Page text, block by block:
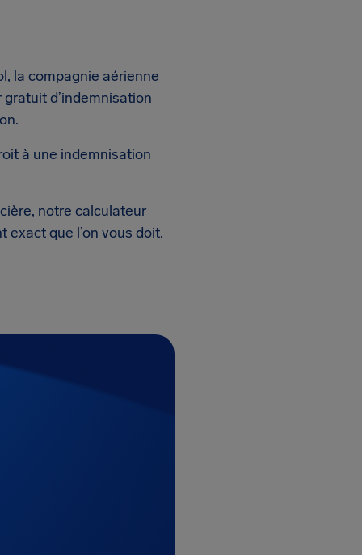
la compagnie aérienne
d’indemnisation
à une indemnisation
notre calculateur
que l’on vous doit.